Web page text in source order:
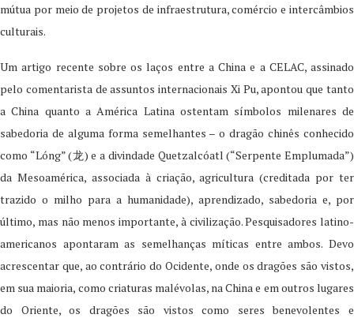
mútua por meio de projetos de infraestrutura, comércio e intercâmbios
culturais.
Um artigo recente sobre os laços entre a China e a CELAC, assinado
pelo comentarista de assuntos internacionais Xi Pu, apontou que tanto
a China quanto a América Latina ostentam símbolos milenares de
sabedoria de alguma forma semelhantes – o dragão chinês conhecido
como “Lóng” (龙) e a divindade Quetzalcóatl (“Serpente Emplumada”)
da Mesoamérica, associada à criação, agricultura (creditada por ter
trazido o milho para a humanidade), aprendizado, sabedoria e, por
último, mas não menos importante, à civilização. Pesquisadores latino-
americanos apontaram as semelhanças míticas entre ambos. Devo
acrescentar que, ao contrário do Ocidente, onde os dragões são vistos,
em sua maioria, como criaturas malévolas, na China e em outros lugares
do Oriente, os dragões são vistos como seres benevolentes e